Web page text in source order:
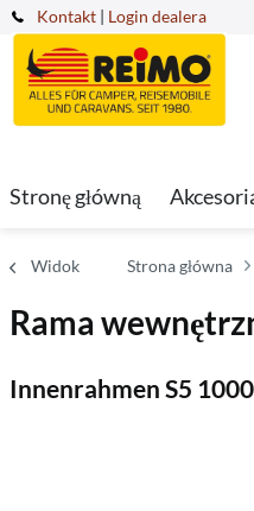
Kontakt | Login dealera
Stronę główną
Widok Strona główna
Rama
Innenrahmen S5